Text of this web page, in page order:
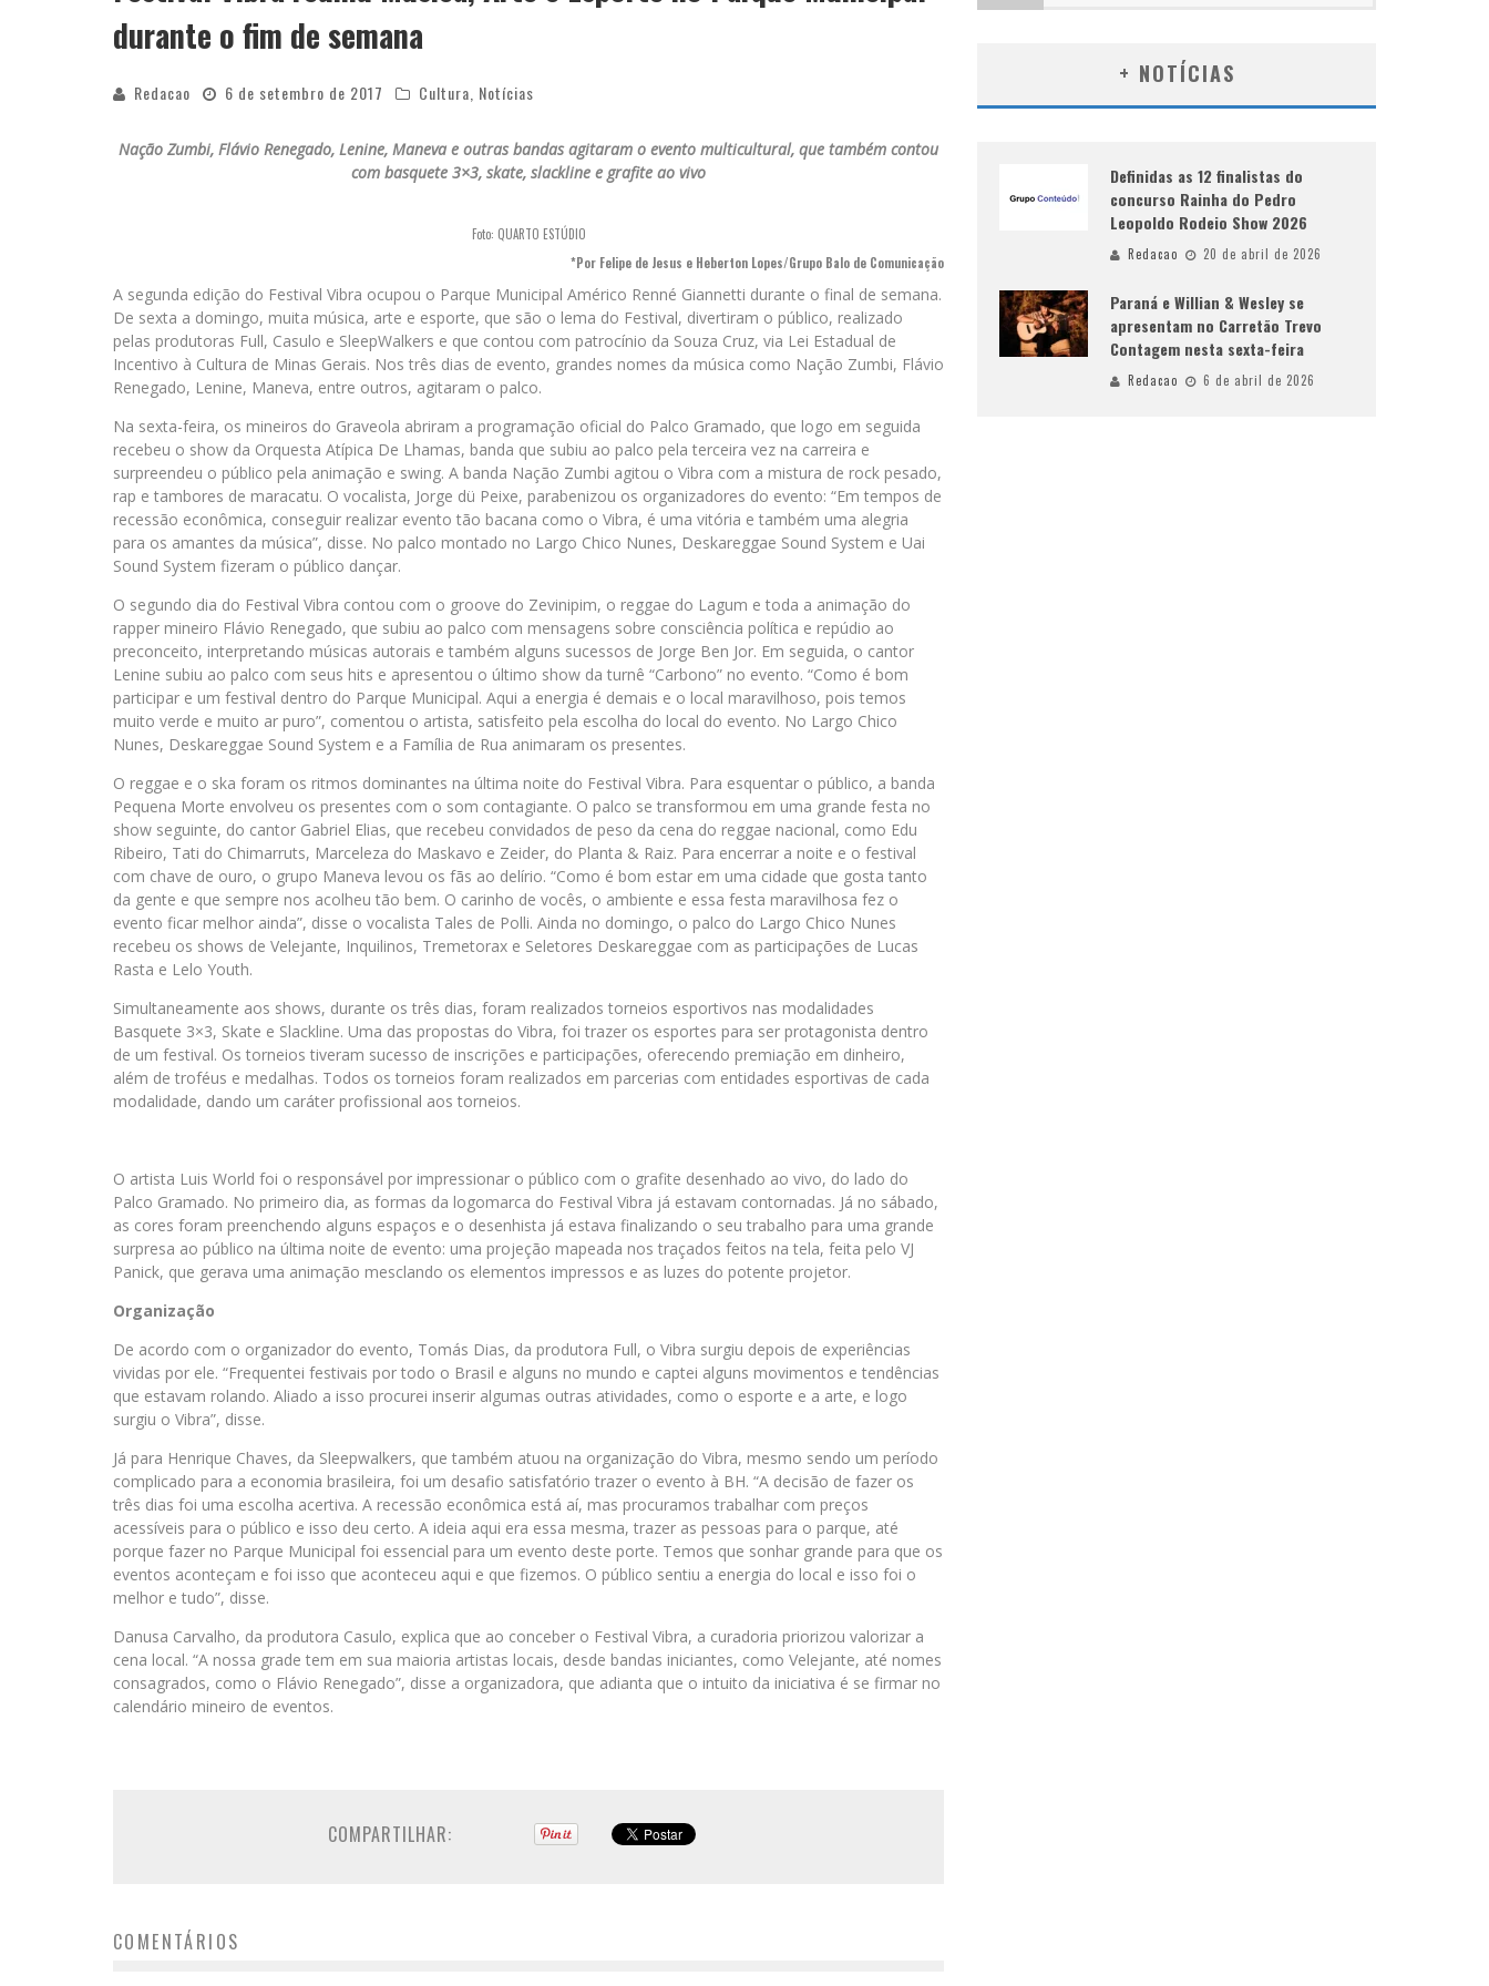
durante o fim de semana
Redacao 6 de setembro de 2017 Cultura Notícias
Nação Zumbi, Flávio Renegado, Lenine, Maneva e outras bandas agitaram o evento multicultural, que também contou
com basquete 3×3, skate, slackline e grafite ao vivo
Foto: QUARTO ESTÚDIO
*Por Felipe de Jesus e Heberton Lopes/Grupo Balo de Comunicação
A segunda edição do Festival Vibra ocupou o Parque Municipal Américo Renné Giannetti durante o final de semana.
De sexta a domingo, muita música, arte e esporte, que são o lema do Festival, divertiram o público, realizado
pelas produtoras Full, Casulo e SleepWalkers e que contou com patrocínio da Souza Cruz, via Lei Estadual de
Incentivo à Cultura de Minas Gerais. Nos três dias de evento, grandes nomes da música como Nação Zumbi, Flávio
Renegado, Lenine, Maneva, entre outros, agitaram o palco.
Na sexta-feira, os mineiros do Graveola abriram a programação oficial do Palco Gramado, que logo em seguida
recebeu o show da Orquesta Atípica De Lhamas, banda que subiu ao palco pela terceira vez na carreira e
surpreendeu o público pela animação e swing. A banda Nação Zumbi agitou o Vibra com a mistura de rock pesado,
rap e tambores de maracatu. O vocalista, Jorge dü Peixe, parabenizou os organizadores do evento: “Em tempos de
recessão econômica, conseguir realizar evento tão bacana como o Vibra, é uma vitória e também uma alegria
para os amantes da música”, disse. No palco montado no Largo Chico Nunes, Deskareggae Sound System e Uai
Sound System fizeram o público dançar.
O segundo dia do Festival Vibra contou com o groove do Zevinipim, o reggae do Lagum e toda a animação do
rapper mineiro Flávio Renegado, que subiu ao palco com mensagens sobre consciência política e repúdio ao
preconceito, interpretando músicas autorais e também alguns sucessos de Jorge Ben Jor. Em seguida, o cantor
Lenine subiu ao palco com seus hits e apresentou o último show da turnê “Carbono” no evento. “Como é bom
participar e um festival dentro do Parque Municipal. Aqui a energia é demais e o local maravilhoso, pois temos
muito verde e muito ar puro”, comentou o artista, satisfeito pela escolha do local do evento. No Largo Chico
Nunes, Deskareggae Sound System e a Família de Rua animaram os presentes.
O reggae e o ska foram os ritmos dominantes na última noite do Festival Vibra. Para esquentar o público, a banda
Pequena Morte envolveu os presentes com o som contagiante. O palco se transformou em uma grande festa no
show seguinte, do cantor Gabriel Elias, que recebeu convidados de peso da cena do reggae nacional, como Edu
Ribeiro, Tati do Chimarruts, Marceleza do Maskavo e Zeider, do Planta & Raiz. Para encerrar a noite e o festival
com chave de ouro, o grupo Maneva levou os fãs ao delírio. “Como é bom estar em uma cidade que gosta tanto
da gente e que sempre nos acolheu tão bem. O carinho de vocês, o ambiente e essa festa maravilhosa fez o
evento ficar melhor ainda”, disse o vocalista Tales de Polli. Ainda no domingo, o palco do Largo Chico Nunes
recebeu os shows de Velejante, Inquilinos, Tremetorax e Seletores Deskareggae com as participações de Lucas
Rasta e Lelo Youth.
Simultaneamente aos shows, durante os três dias, foram realizados torneios esportivos nas modalidades
Basquete 3×3, Skate e Slackline. Uma das propostas do Vibra, foi trazer os esportes para ser protagonista dentro
de um festival. Os torneios tiveram sucesso de inscrições e participações, oferecendo premiação em dinheiro,
além de troféus e medalhas. Todos os torneios foram realizados em parcerias com entidades esportivas de cada
modalidade, dando um caráter profissional aos torneios.
O artista Luis World foi o responsável por impressionar o público com o grafite desenhado ao vivo, do lado do
Palco Gramado. No primeiro dia, as formas da logomarca do Festival Vibra já estavam contornadas. Já no sábado,
as cores foram preenchendo alguns espaços e o desenhista já estava finalizando o seu trabalho para uma grande
surpresa ao público na última noite de evento: uma projeção mapeada nos traçados feitos na tela, feita pelo VJ
Panick, que gerava uma animação mesclando os elementos impressos e as luzes do potente projetor.
Organização
De acordo com o organizador do evento, Tomás Dias, da produtora Full, o Vibra surgiu depois de experiências
vividas por ele. “Frequentei festivais por todo o Brasil e alguns no mundo e captei alguns movimentos e tendências
que estavam rolando. Aliado a isso procurei inserir algumas outras atividades, como o esporte e a arte, e logo
surgiu o Vibra”, disse.
Já para Henrique Chaves, da Sleepwalkers, que também atuou na organização do Vibra, mesmo sendo um período
complicado para a economia brasileira, foi um desafio satisfatório trazer o evento à BH. “A decisão de fazer os
três dias foi uma escolha acertiva. A recessão econômica está aí, mas procuramos trabalhar com preços
acessíveis para o público e isso deu certo. A ideia aqui era essa mesma, trazer as pessoas para o parque, até
porque fazer no Parque Municipal foi essencial para um evento deste porte. Temos que sonhar grande para que os
eventos aconteçam e foi isso que aconteceu aqui e que fizemos. O público sentiu a energia do local e isso foi o
melhor e tudo”, disse.
Danusa Carvalho, da produtora Casulo, explica que ao conceber o Festival Vibra, a curadoria priorizou valorizar a
cena local. “A nossa grade tem em sua maioria artistas locais, desde bandas iniciantes, como Velejante, até nomes
consagrados, como o Flávio Renegado”, disse a organizadora, que adianta que o intuito da iniciativa é se firmar no
calendário mineiro de eventos.
COMPARTILHAR:
COMENTÁRIOS
+ NOTÍCIAS
Definidas as 12 finalistas do
concurso Rainha do Pedro
Leopoldo Rodeio Show 2026
Redacao 20 de abril de 2026
Paraná e Willian & Wesley se
apresentam no Carretão Trevo
Contagem nesta sexta-feira
Redacao 6 de abril de 2026